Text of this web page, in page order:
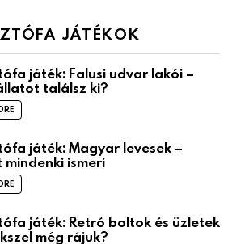
JÁTÉKOK
játék: Falusi udvar lakói –
találsz ki?
játék: Magyar levesek –
mindenki ismeri
játék: Retró boltok és üzletek
még rájuk?